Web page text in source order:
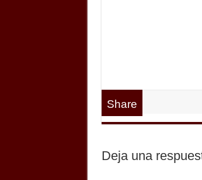
Share
Deja una